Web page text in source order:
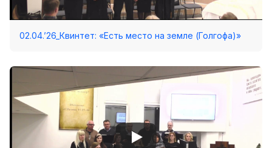
02.04.’26_Квинтет: «Есть место на земле (Голгофа)»